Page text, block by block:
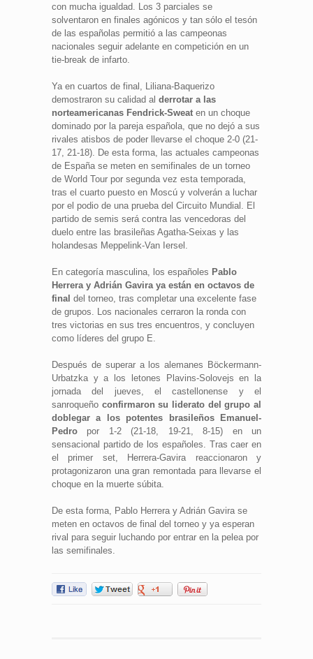
con mucha igualdad. Los 3 parciales se
solventaron en finales agónicos y tan sólo el tesón
de las españolas permitió a las campeonas
nacionales seguir adelante en competición en un
tie-break de infarto.
Ya en cuartos de final, Liliana-Baquerizo
demostraron su calidad al derrotar a las
norteamericanas Fendrick-Sweat en un choque
dominado por la pareja española, que no dejó a sus
rivales atisbos de poder llevarse el choque 2-0 (21-
17, 21-18). De esta forma, las actuales campeonas
de España se meten en semifinales de un torneo
de World Tour por segunda vez esta temporada,
tras el cuarto puesto en Moscú y volverán a luchar
por el podio de una prueba del Circuito Mundial. El
partido de semis será contra las vencedoras del
duelo entre las brasileñas Agatha-Seixas y las
holandesas Meppelink-Van Iersel.
En categoría masculina, los españoles Pablo
Herrera y Adrián Gavira ya están en octavos de
final del torneo, tras completar una excelente fase
de grupos. Los nacionales cerraron la ronda con
tres victorias en sus tres encuentros, y concluyen
como líderes del grupo E.
Después de superar a los alemanes Böckermann-
Urbatzka y a los letones Plavins-Solovejs en la
jornada del jueves, el castellonense y el
sanroqueño confirmaron su liderato del grupo al
doblegar a los potentes brasileños Emanuel-
Pedro por 1-2 (21-18, 19-21, 8-15) en un
sensacional partido de los españoles. Tras caer en
el primer set, Herrera-Gavira reaccionaron y
protagonizaron una gran remontada para llevarse el
choque en la muerte súbita.
De esta forma, Pablo Herrera y Adrián Gavira se
meten en octavos de final del torneo y ya esperan
rival para seguir luchando por entrar en la pelea por
las semifinales.